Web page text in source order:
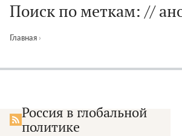
Поиск по меткам: //
Главная ›
Россия в глобальной
политике